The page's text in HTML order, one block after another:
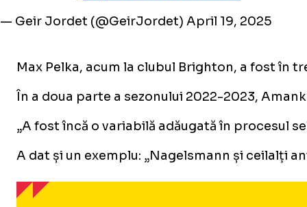
— Geir Jordet (@GeirJordet) April 19, 2025
Max Pelka, acum la clubul Brighton, a fost în
În a doua parte a sezonului 2022-2023,
„A fost încă o variabilă adăugată în procesul
A dat și un exemplu: „Nagelsmann și ceilalți